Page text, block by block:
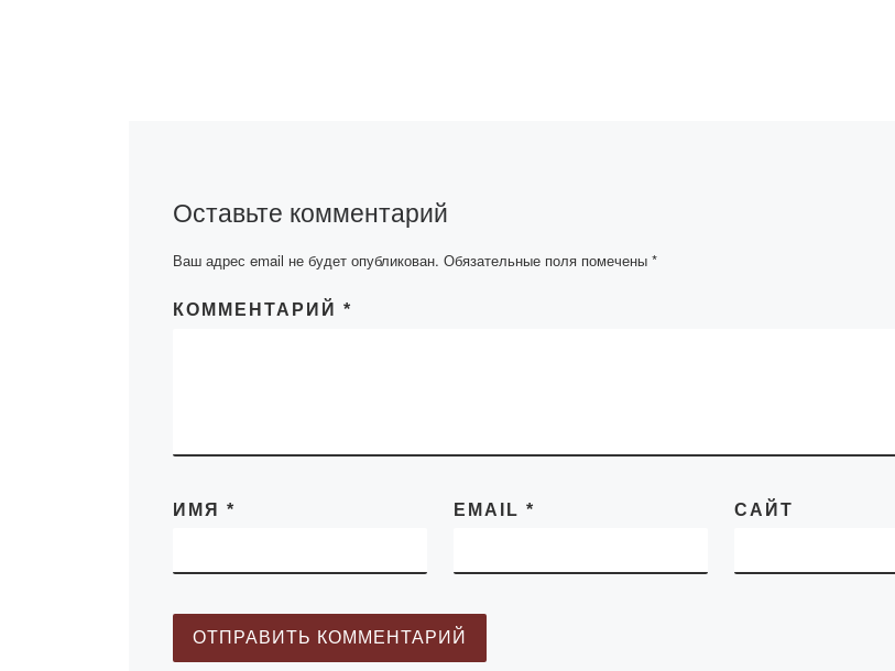
кружка провели
кандидат юридических
наук, […]
Оставьте комментарий
Ваш адрес email не будет опубликован. Обязательные поля помечены *
КОММЕНТАРИЙ *
ИМЯ * EMAIL * САЙТ